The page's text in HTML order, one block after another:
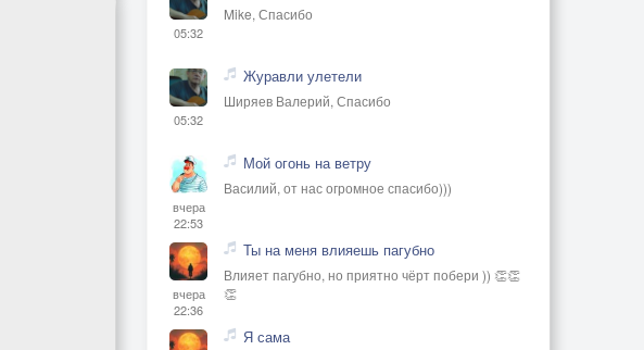
05:32
Mike, Спасибо
05:32
Журавли улетели
Ширяев Валерий, Спасибо
вчера
22:53
Мой огонь на ветру
Василий, от нас огромное спасибо)))
вчера
22:36
Ты на меня влияешь пагубно
Влияет пагубно, но приятно чёрт побери )) 👏👏
👏
Я сама